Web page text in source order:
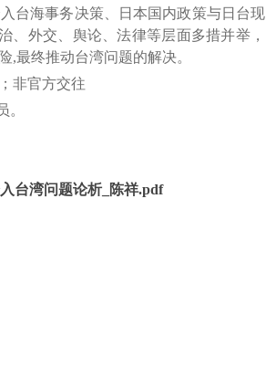
台海事务决策、日本国内政策与日台现
、外交、舆论、法律等层面多措并举，
,最终推动台湾问题的解决。
非官方交往
。
台湾问题论析_陈祥.pdf